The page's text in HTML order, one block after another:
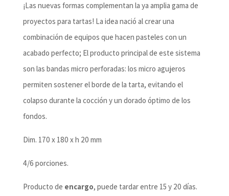
original
era:
26,28€.
actual
es:
25,03€.
¡Las nuevas formas complementan la ya amplia gama de
proyectos para tartas! La idea nació al crear una
combinación de equipos que hacen pasteles con un
acabado perfecto; El producto principal de este sistema
son las bandas micro perforadas: los micro agujeros
permiten sostener el borde de la tarta, evitando el
colapso durante la cocción y un dorado óptimo de los
fondos.
Dim. 170 x 180 x h 20 mm
4/6 porciones.
Producto de encargo, puede tardar entre 15 y 20 días.